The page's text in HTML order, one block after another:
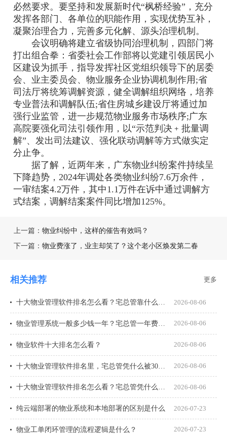
必然要求。要坚持和发展新时代“枫桥经验”，充分
发挥各部门、各单位的职能作用，实现优势互补，
凝聚治理合力，完善多元化解、源头治理机制。
会议明确将建立省级协同治理机制，四部门将
打出组合拳：省委社会工作部将以党建引领居民小
区建设为抓手，指导发挥社区党组织领导下的居委
会、业主委员会、物业服务企业协调机制作用;省
司法厅将统筹调解资源，健全调解组织网络，培养
专业普法和调解队伍;省住房城乡建设厅将通过加
强行业监管，进一步规范物业服务市场秩序;广东
高院要强化司法引领作用，以“示范判决﹢批量调
解”、发出司法建议、强化联动调解等方式做实定
分止争。
据了解，近两年来，广东物业纠纷案件持续呈
下降趋势，2024年调处各类物业纠纷7.6万余件，
一审结案4.2万件，其中1.1万件在诉中通过调解方
式结案，调解结案案件同比增加125%。
上一篇： 物业纠纷中，这样的催告有效吗？
下一篇： 物业费涨了，业主却笑了？这个老小区焕发第二春
相关推荐 更多
2026-08-06
2026-08-06
物业软件十大排名怎么看？ 2026-08-06
2026-08-06
十大物业管理软件排名怎么看？宅总管凭什么能进榜？ 2026-08-06
纯云端部署的物业系统和本地部署的区别是什么 2026-07-23
物业工单闭环管理的流程逻辑是什么？ 2026-07-23